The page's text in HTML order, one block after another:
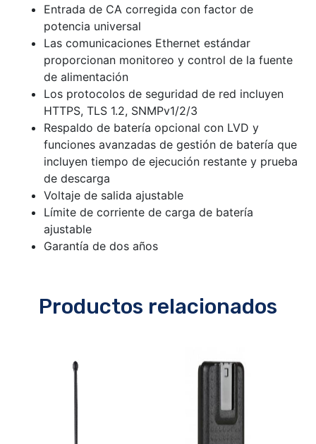
Entrada de CA corregida con factor de
potencia universal
Las comunicaciones Ethernet estándar
proporcionan monitoreo y control de la fuente
de alimentación
Los protocolos de seguridad de red incluyen
HTTPS, TLS 1.2, SNMPv1/2/3
Respaldo de batería opcional con LVD y
funciones avanzadas de gestión de batería que
incluyen tiempo de ejecución restante y prueba
de descarga
Voltaje de salida ajustable
Límite de corriente de carga de batería
ajustable
Garantía de dos años
Productos relacionados